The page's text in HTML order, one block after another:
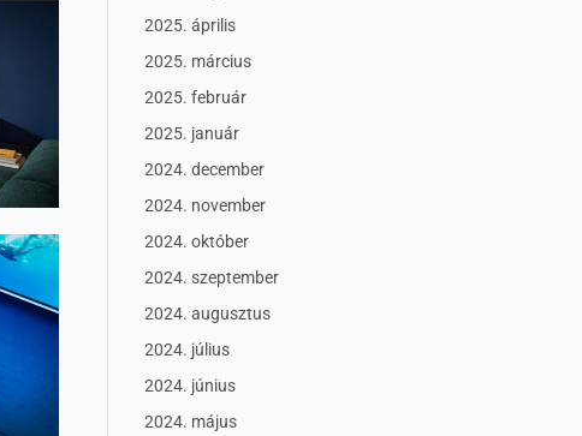
2025. április
2025. március
2025. február
2025. január
2024. december
2024. november
2024. október
2024. szeptember
2024. augusztus
2024. július
2024. június
2024. május